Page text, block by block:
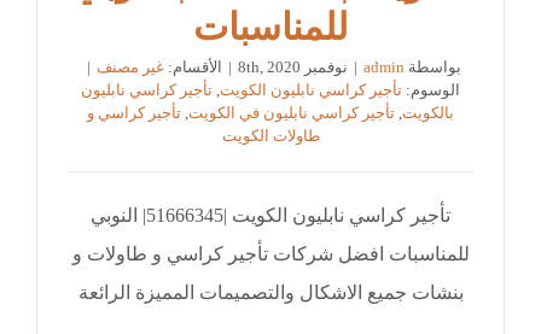
للمناسبات
بواسطة admin
| نوفمبر 8th, 2020 | الأقسام:غير مصنف |
الوسوم: تأجير كراسي نابليون الكويت تأجير كراسي نابليون
بالكويت تأجير كراسي نابليون في الكويت تأجير كراسي و
طاولات الكويت
تأجير كراسي نابليون الكويت |51666345| النوبي
للمناسبات افضل شركات تأجير كراسي و طاولات و
بنشات جميع الاشكال والتصميمات المميزة الرائعة